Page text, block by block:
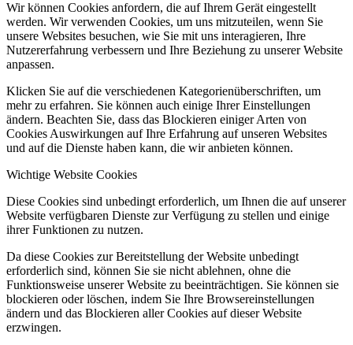
Wir können Cookies anfordern, die auf Ihrem Gerät eingestellt
werden. Wir verwenden Cookies, um uns mitzuteilen, wenn Sie
unsere Websites besuchen, wie Sie mit uns interagieren, Ihre
Nutzererfahrung verbessern und Ihre Beziehung zu unserer Website
anpassen.
Klicken Sie auf die verschiedenen Kategorienüberschriften, um
mehr zu erfahren. Sie können auch einige Ihrer Einstellungen
ändern. Beachten Sie, dass das Blockieren einiger Arten von
Cookies Auswirkungen auf Ihre Erfahrung auf unseren Websites
und auf die Dienste haben kann, die wir anbieten können.
Wichtige Website Cookies
Diese Cookies sind unbedingt erforderlich, um Ihnen die auf unserer
Website verfügbaren Dienste zur Verfügung zu stellen und einige
ihrer Funktionen zu nutzen.
Da diese Cookies zur Bereitstellung der Website unbedingt
erforderlich sind, können Sie sie nicht ablehnen, ohne die
Funktionsweise unserer Website zu beeinträchtigen. Sie können sie
blockieren oder löschen, indem Sie Ihre Browsereinstellungen
ändern und das Blockieren aller Cookies auf dieser Website
erzwingen.